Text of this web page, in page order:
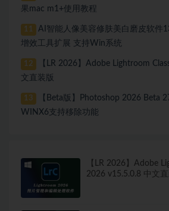
果mac m1+使用教程
11
AI智能人像美容修肤美白磨皮软件
增效工具扩展 支持Win系统
12
【LR 2026】Adobe Lightroom
文直装版
13
【Beta版】Photoshop 2026 Beta
WINX6支持移除功能
【LR 2026】Adobe
2026 v15.5.0.8 中文